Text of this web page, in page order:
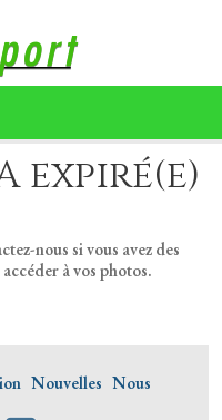
expiré(e)
nous si vous avez des
à vos photos.
Nouvelles Nous